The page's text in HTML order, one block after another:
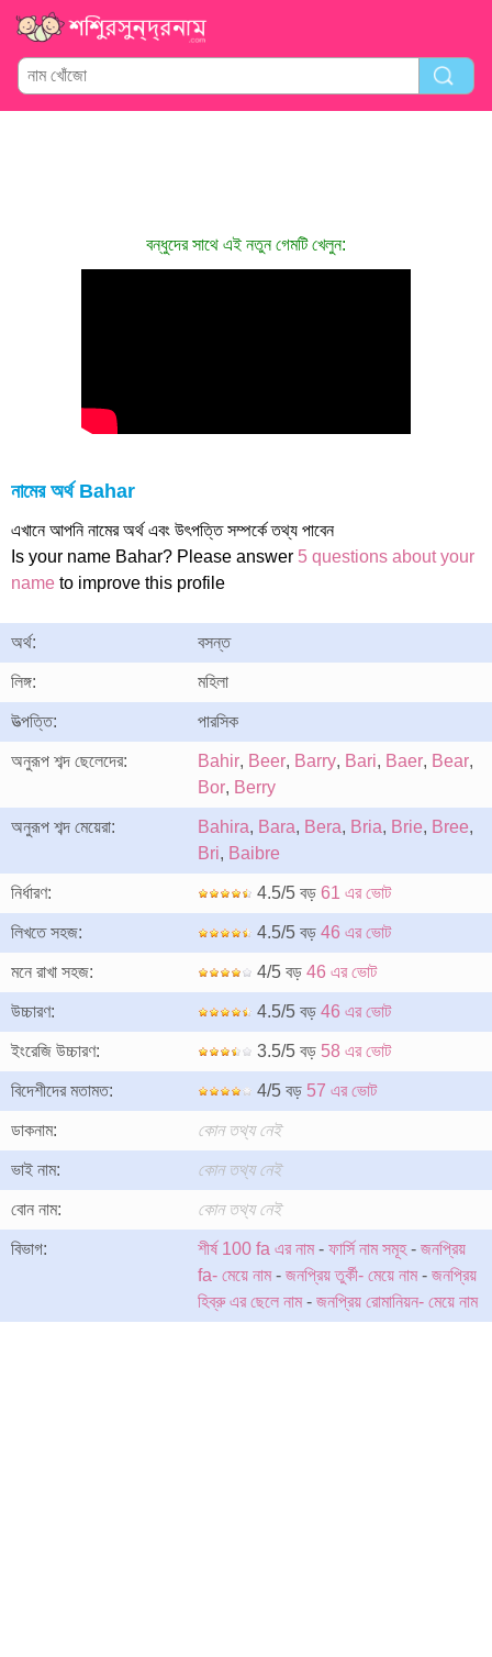
বন্ধুদের সাথে এই নতুন গেমটি খেলুন:
নামের অর্থ Bahar
এখানে আপনি নামের অর্থ এবং উৎপত্তি সম্পর্কে তথ্য পাবেন
Is your name Bahar? Please answer 5 questions about your
name to improve this profile
অর্থ: বসন্ত
লিঙ্গ: মহিলা
উত্পত্তি: পারসিক
অনুরূপ শব্দ ছেলেদের: Bahir, Beer, Barry, Bari, Baer, Bear,
Bor, Berry
অনুরূপ শব্দ মেয়েরা: Bahira, Bara, Bera, Bria, Brie, Bree,
Bri, Baibre
নির্ধারণ: 4.5/5 বড় 61 এর ভোট
লিখতে সহজ: 4.5/5 বড় 46 এর ভোট
মনে রাখা সহজ: 4/5 বড় 46 এর ভোট
উচ্চারণ: 4.5/5 বড় 46 এর ভোট
ইংরেজি উচ্চারণ: 3.5/5 বড় 58 এর ভোট
বিদেশীদের মতামত: 4/5 বড় 57 এর ভোট
ডাকনাম: কোন তথ্য নেই
ভাই নাম: কোন তথ্য নেই
বোন নাম: কোন তথ্য নেই
বিভাগ: শীর্ষ 100 fa এর নাম- ফার্সি নাম সমূহ- জনপ্রিয়
fa- মেয়ে নাম- জনপ্রিয় তুর্কী- মেয়ে নাম- জনপ্রিয়
হিব্রু এর ছেলে নাম- জনপ্রিয় রোমানিয়ন- মেয়ে নাম